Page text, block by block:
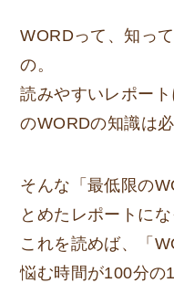
WORDって、知っ
の。
読みやすいレポー
のWORDの知識は必
そんな「最低限の
とめたレポートにな
これを読めば、「
悩む時間が100分の